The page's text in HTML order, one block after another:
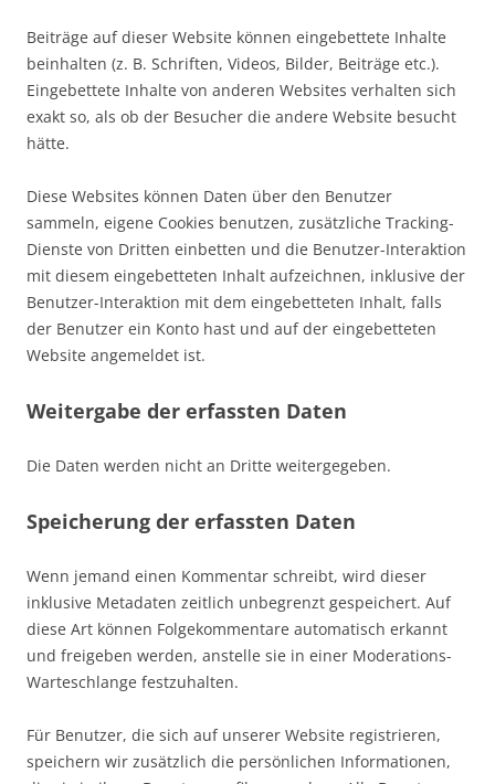
Beiträge auf dieser Website können eingebettete Inhalte
beinhalten (z. B. Schriften, Videos, Bilder, Beiträge etc.).
Eingebettete Inhalte von anderen Websites verhalten sich
exakt so, als ob der Besucher die andere Website besucht
hätte.
Diese Websites können Daten über den Benutzer
sammeln, eigene Cookies benutzen, zusätzliche Tracking-
Dienste von Dritten einbetten und die Benutzer-Interaktion
mit diesem eingebetteten Inhalt aufzeichnen, inklusive der
Benutzer-Interaktion mit dem eingebetteten Inhalt, falls
der Benutzer ein Konto hast und auf der eingebetteten
Website angemeldet ist.
Weitergabe der erfassten Daten
Die Daten werden nicht an Dritte weitergegeben.
Speicherung der erfassten Daten
Wenn jemand einen Kommentar schreibt, wird dieser
inklusive Metadaten zeitlich unbegrenzt gespeichert. Auf
diese Art können Folgekommentare automatisch erkannt
und freigeben werden, anstelle sie in einer Moderations-
Warteschlange festzuhalten.
Für Benutzer, die sich auf unserer Website registrieren,
speichern wir zusätzlich die persönlichen Informationen,